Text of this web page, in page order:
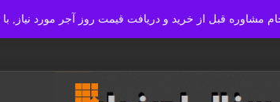
از خرید و دریافت قیمت روز آجر مورد نیاز, با شماره تلفنهای 09139262415 و یا 09139115014 مربوط به واحد بازرگانی و